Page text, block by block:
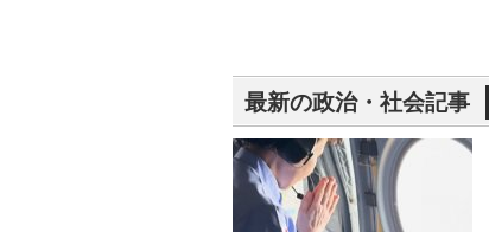
最新の政治・社会記事